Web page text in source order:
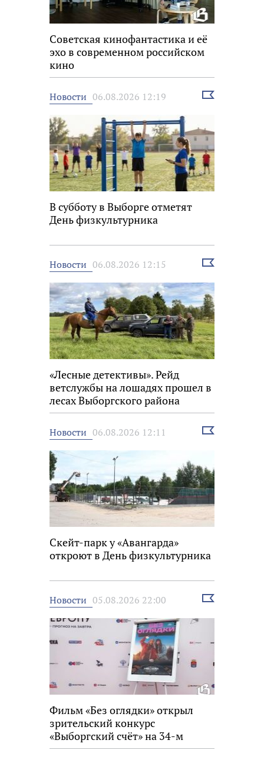
Советская кинофантастика и её
эхо в современном российском
кино
Новости 06.08.2026 12:19
Выбрать
В субботу в Выборге отметят
День физкультурника
Новости 06.08.2026 12:15
Выбрать
«Лесные детективы». Рейд
ветслужбы на лошадях прошел в
лесах Выборгского района
Новости 06.08.2026 12:11
Выбрать
Скейт-парк у «Авангарда»
откроют в День физкультурника
Новости 05.08.2026 22:00
Выбрать
Фильм «Без оглядки» открыл
зрительский конкурс
«Выборгский счёт» на 34-м
фестивале «Окно в Европу»